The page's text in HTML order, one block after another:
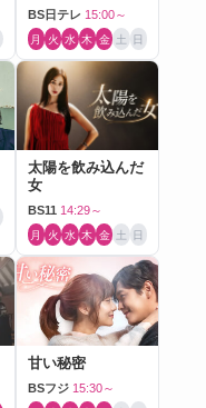
BS日テレ 15:00～
月 火 水 木 金 土 日
太陽を飲み込んだ
女
BS11 14:29～
月 火 水 木 金 土 日
甘い秘密
BSフジ 15:30～